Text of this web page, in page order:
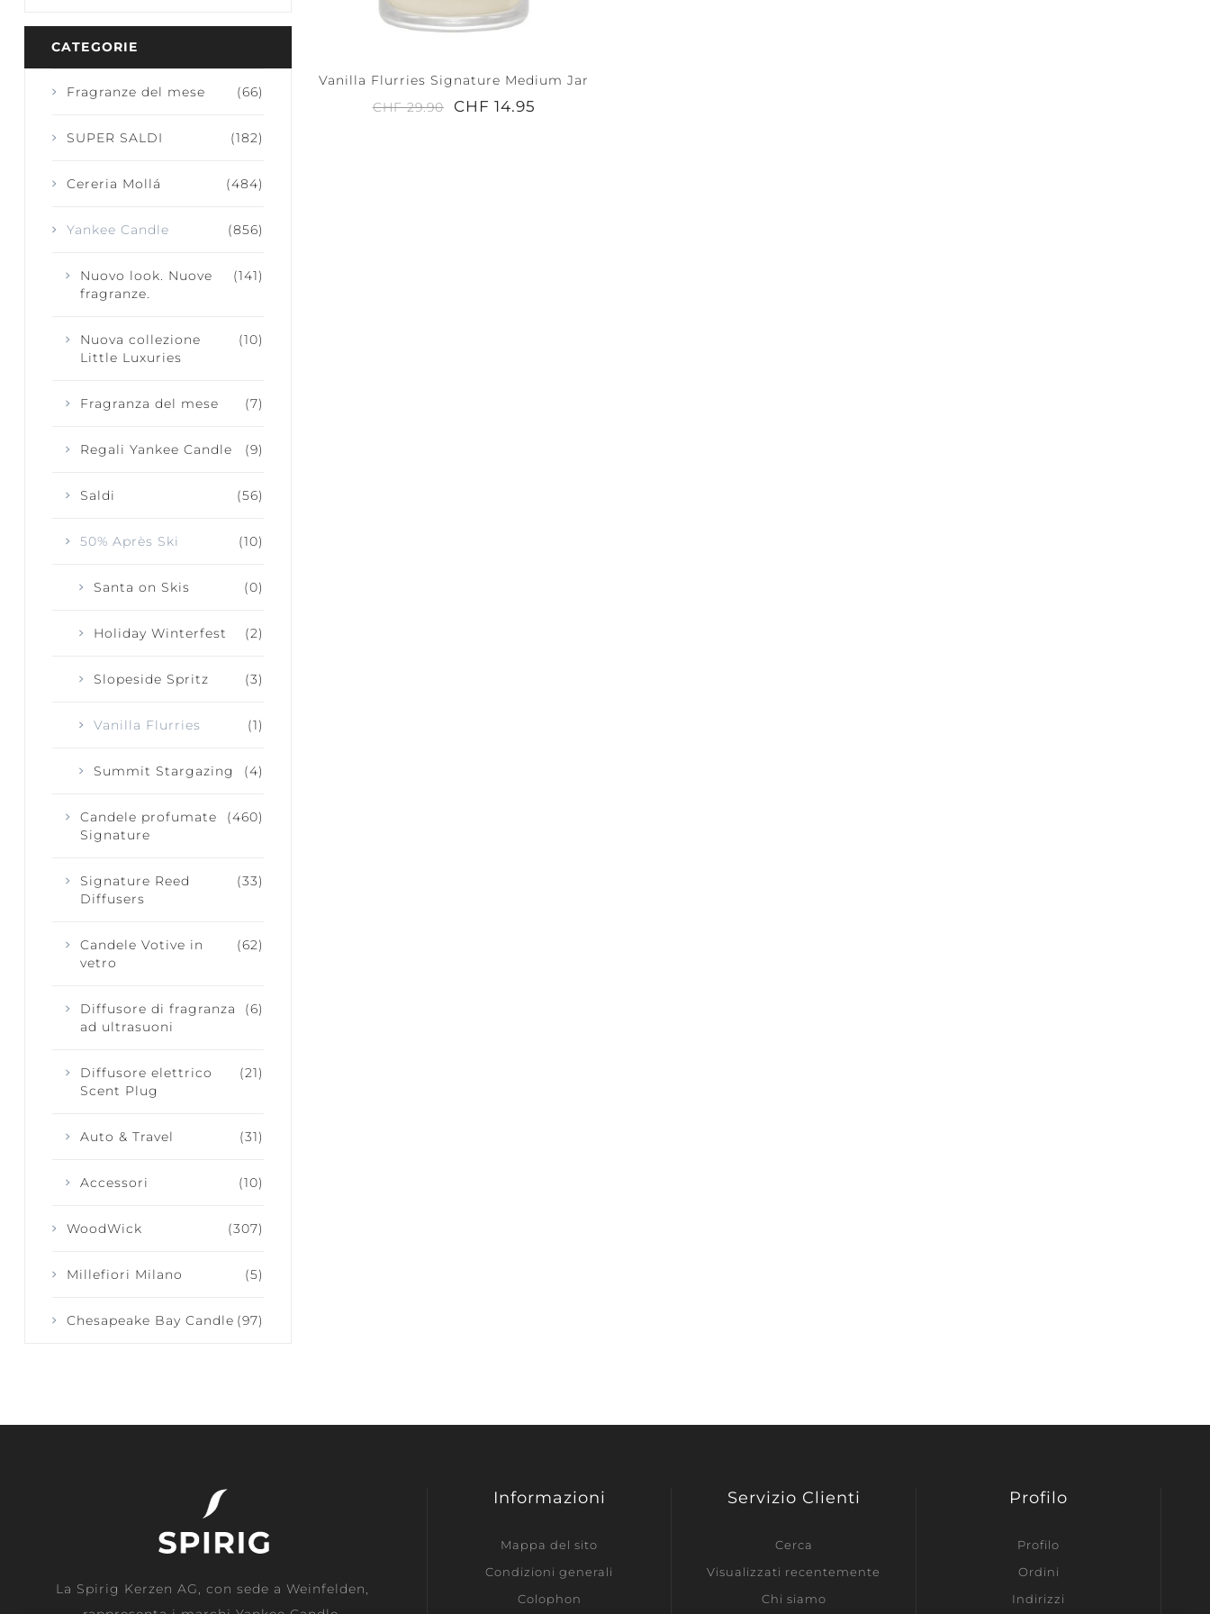
Vanilla Flurries Signature Medium Jar
CHF 29.90
CHF 14.95
CATEGORIE
(66)
Fragranze del mese
(182)
SUPER SALDI
(484)
Cereria Mollá
(856)
Yankee Candle
(141)
Nuovo look. Nuove
fragranze.
(10)
Nuova collezione
Little Luxuries
(7)
Fragranza del mese
(9)
Regali Yankee Candle
(56)
Saldi
(10)
50% Après Ski
(0)
Santa on Skis
(2)
Holiday Winterfest
(3)
Slopeside Spritz
(1)
Vanilla Flurries
(4)
Summit Stargazing
(460)
Candele profumate
Signature
(33)
Signature Reed
Diffusers
(62)
Candele Votive in
vetro
(6)
Diffusore di fragranza
ad ultrasuoni
(21)
Diffusore elettrico
Scent Plug
(31)
Auto & Travel
(10)
Accessori
(307)
WoodWick
(5)
Millefiori Milano
(97)
Chesapeake Bay Candle
La Spirig Kerzen AG, con sede a Weinfelden,
Informazioni
Mappa del sito
Condizioni generali
Colophon
Servizio Clienti
Cerca
Visualizzati recentemente
Chi siamo
Profilo
Profilo
Ordini
Indirizzi